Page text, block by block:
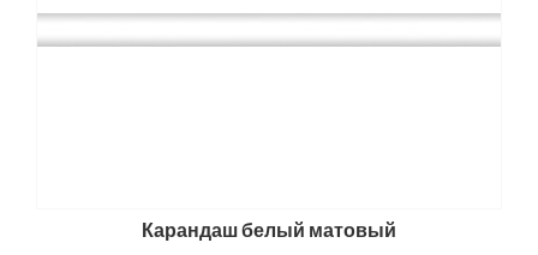
Карандаш белый матовый